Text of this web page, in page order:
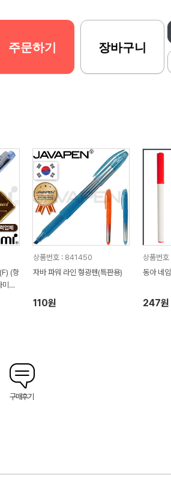
주문하기 장바구니
(항
공
상품번호 : 841450
자바 파워 라인 형광펜(특판용)
110원
상품번
동아 네
247원
구매후기